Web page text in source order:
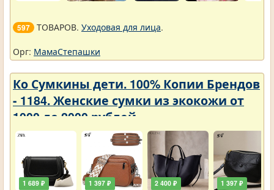
597 ТОВАРОВ. Уходовая для лица.
Орг: МамаСтепашки
Ко Сумкины дети. 100% Копии Брендов
- 1184. Женские сумки из экокожи от
1000 до 2000 рублей
1 689 ₽ 1 397 ₽ 2 400 ₽ 1 397 ₽